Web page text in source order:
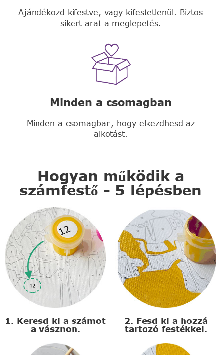
Ajándékozd kifestve, vagy kifestetlenül. Biztos
sikert arat a meglepetés.
Minden a csomagban
Minden a csomagban, hogy elkezdhesd az
alkotást.
Hogyan működik a
számfestő - 5 lépésben
1. Keresd ki a számot
a vásznon.
2. Fesd ki a hozzá
tartozó festékkel.